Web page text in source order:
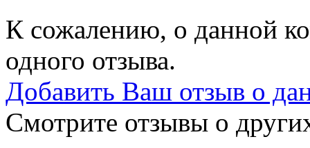
К сожалению, о данной
одного отзыва.
Добавить Ваш отзыв о
Смотрите отзывы о